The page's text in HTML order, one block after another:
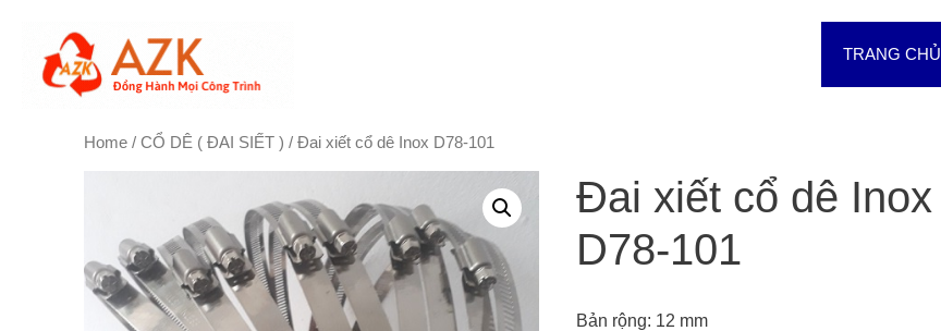
content
TRANG CHỦ
Home / CỔ DÊ ( ĐAI SIẾT ) / Đai xiết cổ dê Inox D78-101
Đai xiết cổ dê Inox
D78-101
Bản rộng: 12 mm